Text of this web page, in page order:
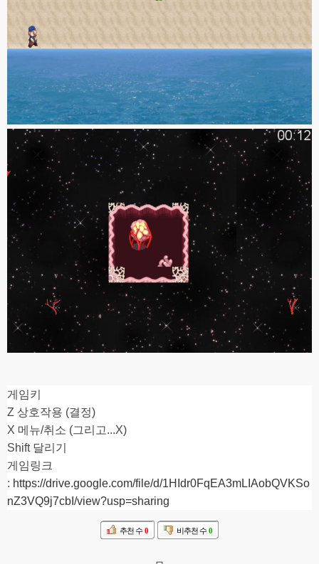
게임키
Z 상호작용 (결정)
X 메뉴/취소 (그리고...X)
Shift 달리기
게임링크
: https://drive.google.com/file/d/1HIdr0FqEA3mLIAobQVKSo
nZ3VQ9j7cbI/view?usp=sharing
추천 수 0 비추천 수 0